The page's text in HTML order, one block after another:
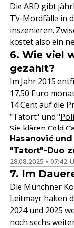
Die ARD gibt
TV-Mordfälle in
inszenieren.
kostet also ein
6. Wie viel
gezahlt?
Im Jahr 2015
17,50 Euro
14 Cent auf die
"Tatort" und "
Sie klären Cold
Hasanović
"Tatort"-Duo
28.08.2025 • 07:42
7. Im
Die Münchner
Leitmayr halten
2024 und 2025
noch sechs